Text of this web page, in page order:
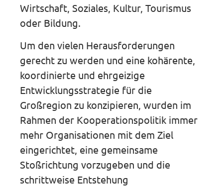
Wirtschaft, Soziales, Kultur, Tourismus
oder Bildung.
Um den vielen Herausforderungen
gerecht zu werden und eine kohärente,
koordinierte und ehrgeizige
Entwicklungsstrategie für die
Großregion zu konzipieren, wurden im
Rahmen der Kooperationspolitik immer
mehr Organisationen mit dem Ziel
eingerichtet, eine gemeinsame
Stoßrichtung vorzugeben und die
schrittweise Entstehung